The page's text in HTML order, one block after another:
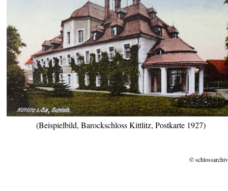
(Beispielbild, Barockschloss Kittlitz, Postkarte 1927)
©